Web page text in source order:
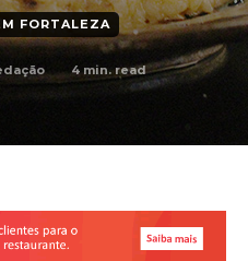
FORTALEZA
4 min. read